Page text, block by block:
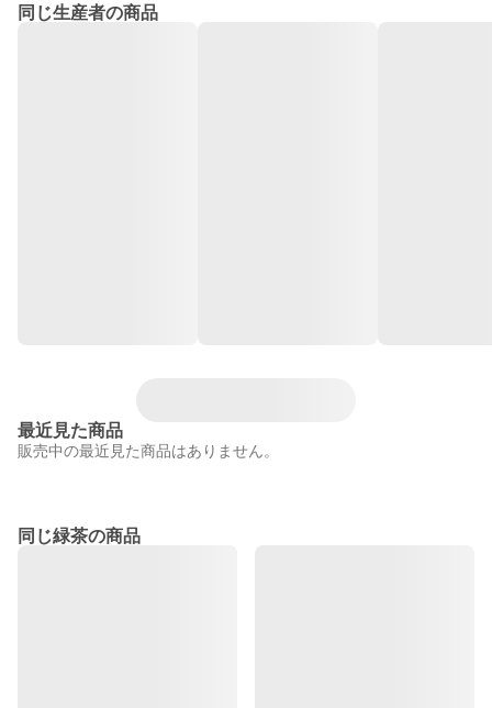
同じ生産者の商品
最近見た商品
販売中の最近見た商品はありません。
同じ緑茶の商品